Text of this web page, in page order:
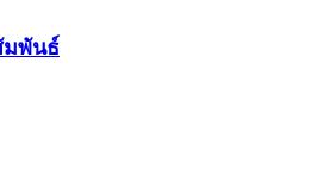
มพันธ์